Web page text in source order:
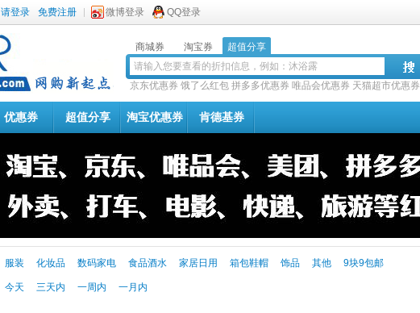
请登录 免费注册 微博登录 QQ登录
商城券 淘宝券 超值分享
京东优惠券 饿了么红包 拼多多优惠券 唯品会优惠券 天猫超市优惠券
优惠券 超值分享 淘宝优惠券 肯德基券
服装 化妆品 数码家电 食品酒水 家居日用 箱包鞋帽 饰品 其他 9块9包邮
今天 三天内 一周内 一月内